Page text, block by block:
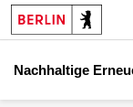
Nachhaltige